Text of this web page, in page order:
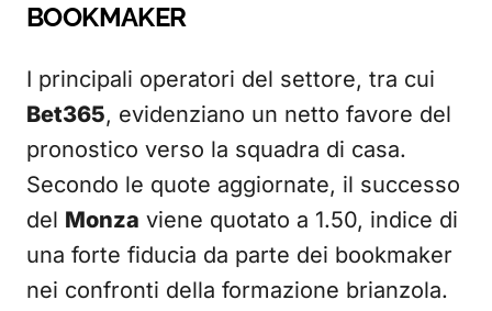
BOOKMAKER
I principali operatori del settore, tra cui
Bet365, evidenziano un netto favore del
pronostico verso la squadra di casa.
Secondo le quote aggiornate, il successo
del Monza viene quotato a 1.50, indice di
una forte fiducia da parte dei bookmaker
nei confronti della formazione brianzola.